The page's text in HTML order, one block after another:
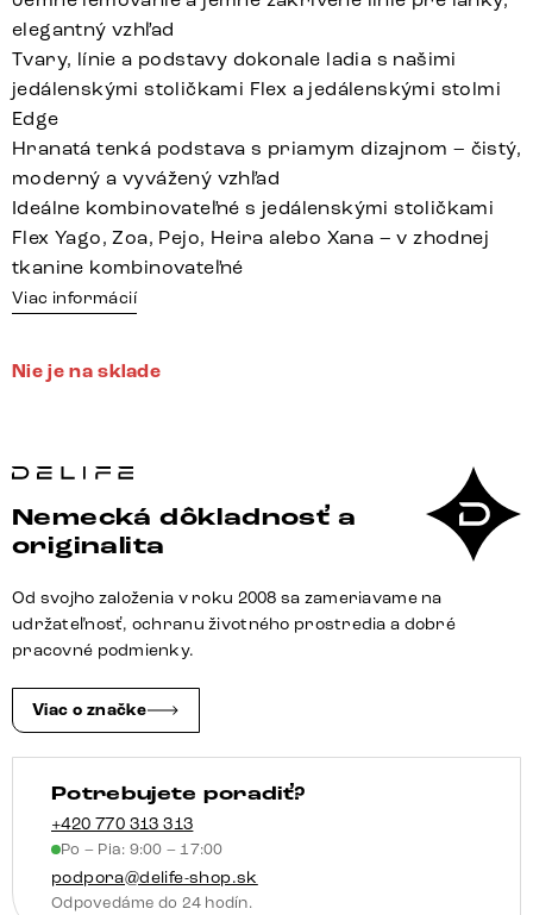
elegantný vzhľad
Tvary, línie a podstavy dokonale ladia s našimi
jedálenskými stoličkami Flex a jedálenskými stolmi
Edge
Hranatá tenká podstava s priamym dizajnom – čistý,
moderný a vyvážený vzhľad
Ideálne kombinovateľné s jedálenskými stoličkami
Flex Yago, Zoa, Pejo, Heira alebo Xana – v zhodnej
tkanine kombinovateľné
Viac informácií
Nie je na sklade
Nemecká dôkladnosť a
originalita
Od svojho založenia v roku 2008 sa zameriavame na
udržateľnosť, ochranu životného prostredia a dobré
pracovné podmienky.
Viac o značke
Potrebujete poradiť?
+420 770 313 313
Po – Pia: 9:00 – 17:00
podpora@delife-shop.sk
Odpovedáme do 24 hodín.